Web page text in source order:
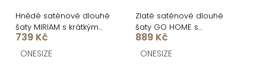
Hnědé saténové dlouhé
šaty MIRIAM s krátkým
rukávem
739 Kč
ONESIZE
Zlaté saténové dlouhé
šaty GO HOME s
rozparkem
889 Kč
ONESIZE